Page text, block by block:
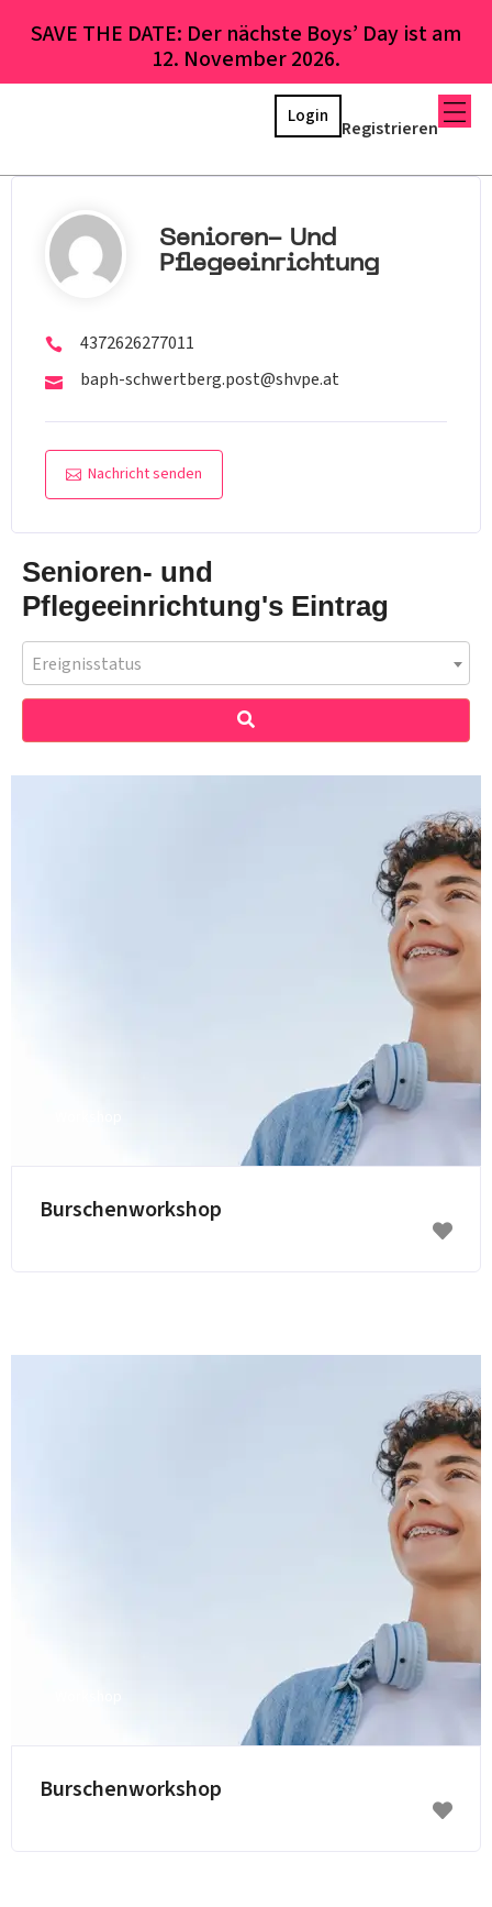
SAVE THE DATE: Der nächste Boys’ Day ist am
12. November 2026.
Registrieren
Login
Senioren- Und
Pflegeeinrichtung
4372626277011
baph-schwertberg.post@shvpe.at
Nachricht senden
Senioren- und
Pflegeeinrichtung's Eintrag
Ereignisstatus
Burschenworkshop
Burschenworkshop